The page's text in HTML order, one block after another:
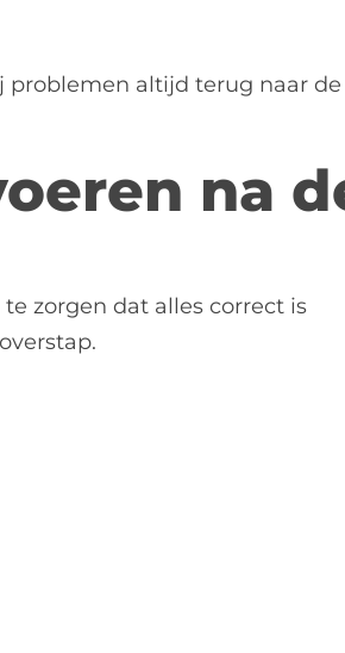
problemen altijd terug naar de
na
zorgen dat alles correct is